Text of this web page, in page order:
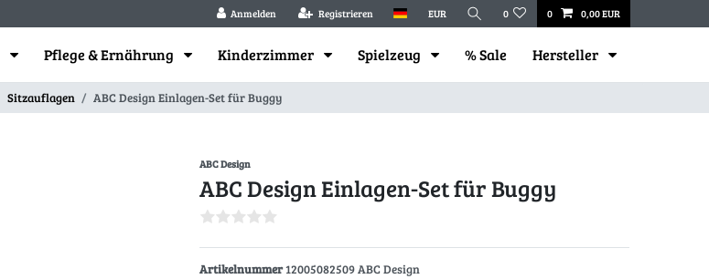
Anmelden Registrieren EUR 0 0 0,00 EUR
Pflege & Ernährung Kinderzimmer Spielzeug % Sale Hersteller
Sitzauflagen ABC Design Einlagen-Set für Buggy
ABC Design
ABC Design Einlagen-Set für Buggy
Artikelnummer12005082509 ABC Design